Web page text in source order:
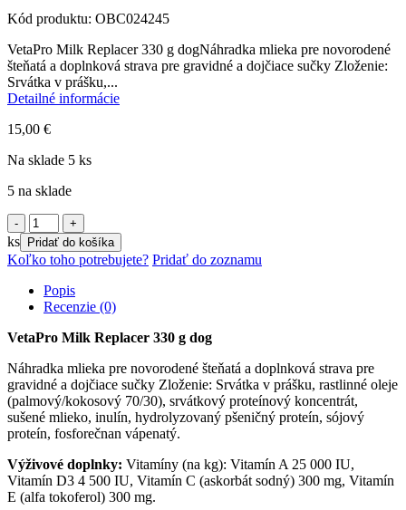
Kód produktu: OBC024245
VetaPro Milk Replacer 330 g dogNáhradka mlieka pre novorodené
šteňatá a doplnková strava pre gravidné a dojčiace sučky Zloženie:
Srvátka v prášku,...
Detailné informácie
15,00 €
Na sklade 5 ks
5 na sklade
množstvo
VetaPro
Milk
Replacer
ks Pridať do košíka
Koľko toho potrebujete? Pridať do zoznamu
Popis
Recenzie (0)
VetaPro Milk Replacer 330 g dog
Náhradka mlieka pre novorodené šteňatá a doplnková strava pre
gravidné a dojčiace sučky Zloženie: Srvátka v prášku, rastlinné oleje
(palmový/kokosový 70/30), srvátkový proteínový koncentrát,
sušené mlieko, inulín, hydrolyzovaný pšeničný proteín, sójový
proteín, fosforečnan vápenatý.
Výživové doplnky: Vitamíny (na kg): Vitamín A 25 000 IU,
Vitamín D3 4 500 IU, Vitamín C (askorbát sodný) 300 mg, Vitamín
E (alfa tokoferol) 300 mg.